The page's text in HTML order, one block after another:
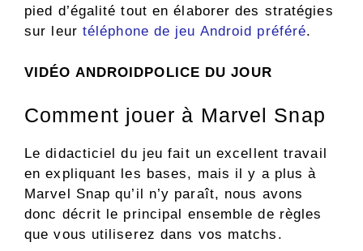
pied d’égalité tout en élaborer des stratégies
sur leur téléphone de jeu Android préféré.
VIDÉO ANDROIDPOLICE DU JOUR
Comment jouer à Marvel Snap
Le didacticiel du jeu fait un excellent travail
en expliquant les bases, mais il y a plus à
Marvel Snap qu’il n’y paraît, nous avons
donc décrit le principal ensemble de règles
que vous utiliserez dans vos matchs.